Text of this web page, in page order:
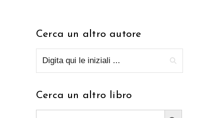
Cerca un altro autore
Cerca un altro libro
Search Button